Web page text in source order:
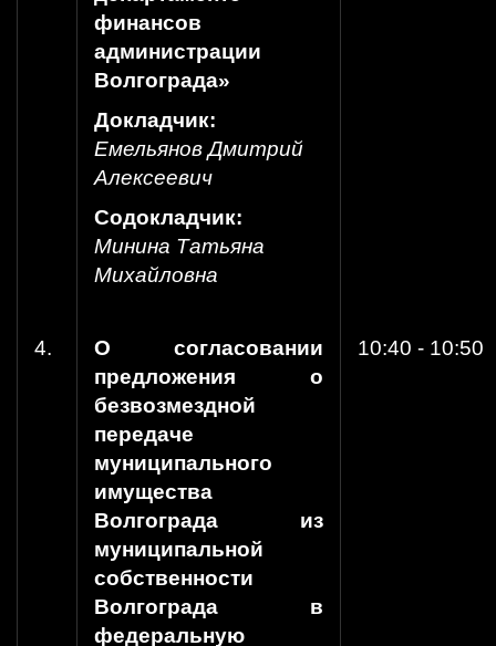
финансов
администрации
Волгограда»
Докладчик:
Емельянов Дмитрий
Алексеевич
Содокладчик:
Минина Татьяна
Михайловна
4.
О согласовании
предложения о
безвозмездной
передаче
муниципального
имущества
Волгограда из
муниципальной
собственности
Волгограда в
федеральную
10:40 - 10:50